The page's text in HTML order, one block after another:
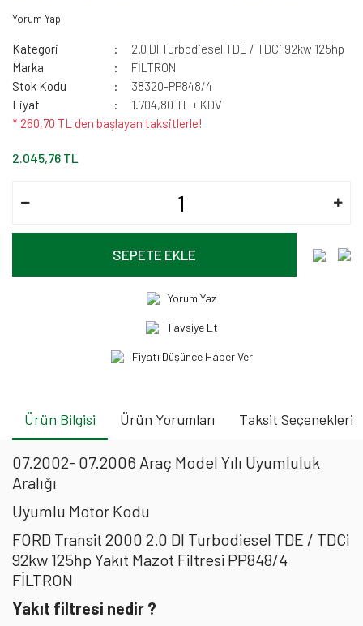
Yorum Yap
Kategori
2.0 DI Turbodiesel TDE / TDCi 92kw 125hp
Marka
FİLTRON
Stok Kodu
38320-PP848/4
Fiyat
1.704,80 TL + KDV
* 260,70 TL den başlayan taksitlerle!
2.045,76 TL
SEPETE EKLE
Yorum Yaz
Tavsiye Et
Fiyatı Düşünce Haber Ver
Ürün Bilgisi Ürün Yorumları Taksit Seçenekleri
07.2002- 07.2006 Araç Model Yılı Uyumluluk
Aralığı
Uyumlu Motor Kodu
FORD Transit 2000 2.0 DI Turbodiesel TDE / TDCi
92kw 125hp Yakıt Mazot Filtresi PP848/4
FİLTRON
Yakıt filtresi nedir ?